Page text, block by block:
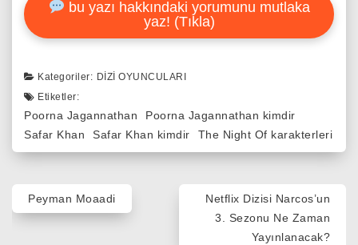
bu yazı hakkındaki yorumunu mutlaka
yaz! (Tıkla)
Kategoriler: DIZI OYUNCULARI
Etiketler:
Poorna Jagannathan
Poorna Jagannathan kimdir
Safar Khan
Safar Khan kimdir The Night Of karakterleri
Yazı
gezinmesi
Peyman Moaadi
Netflix Dizisi Narcos’un
3. Sezonu Ne Zaman
Yayınlanacak?